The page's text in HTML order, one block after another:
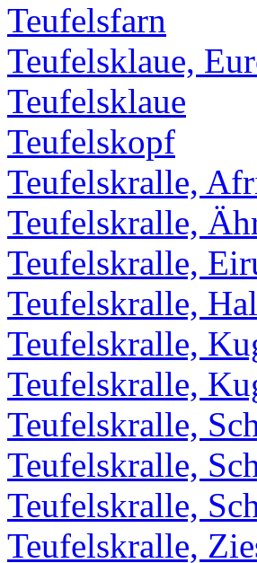
Teufelsfarn
Teufelsklaue,
Teufelsklaue
Teufelskopf
Teufelskralle,
Teufelskralle,
Teufelskralle,
Teufelskralle,
Teufelskralle,
Teufelskralle,
Teufelskralle,
Teufelskralle,
Teufelskralle,
Teufelskralle,